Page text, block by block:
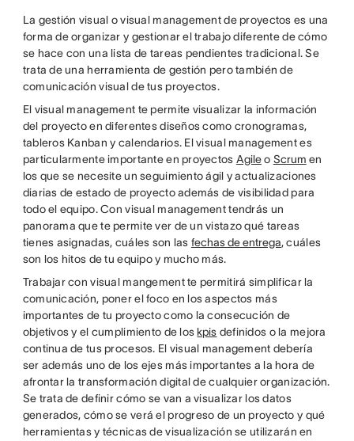
La gestión visual o visual management de proyectos es una
forma de organizar y gestionar el trabajo diferente de cómo
se hace con una lista de tareas pendientes tradicional. Se
trata de una herramienta de gestión pero también de
comunicación visual de tus proyectos.
El visual management te permite visualizar la información
del proyecto en diferentes diseños como cronogramas,
tableros Kanban y calendarios. El visual management es
particularmente importante en proyectos Agileo Scrum en
los que se necesite un seguimiento ágil y actualizaciones
diarias de estado de proyecto además de visibilidad para
todo el equipo. Con visual management tendrás un
panorama que te permite ver de un vistazo qué tareas
tienes asignadas, cuáles son las fechas de entrega, cuáles
son los hitos de tu equipo y mucho más.
Trabajar con visual mangement te permitirá simplificar la
comunicación, poner el foco en los aspectos más
importantes de tu proyecto como la consecución de
objetivos y el cumplimiento de los kpis definidos o la mejora
continua de tus procesos. El visual management debería
ser además uno de los ejes más importantes a la hora de
afrontar la transformación digital de cualquier organización.
Se trata de definir cómo se van a visualizar los datos
generados, cómo se verá el progreso de un proyecto y qué
herramientas y técnicas de visualización se utilizarán en